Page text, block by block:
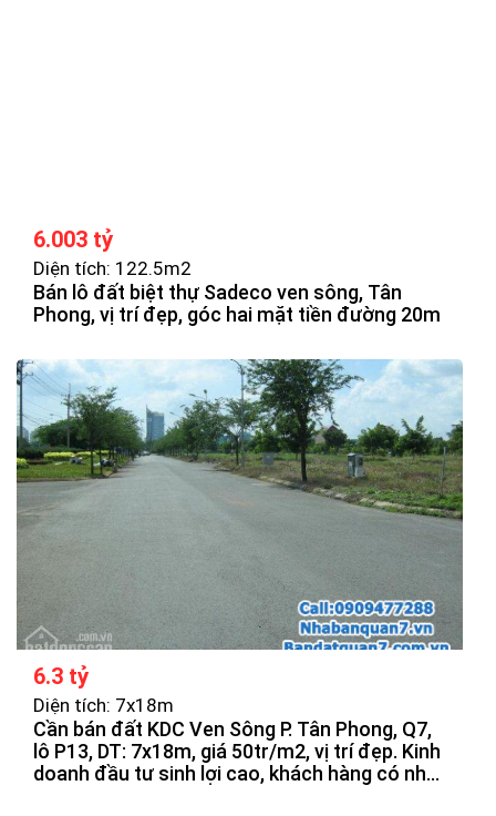
6.003 tỷ
Diện tích: 122.5m2
Bán lô đất biệt thự Sadeco ven sông, Tân
Phong, vị trí đẹp, góc hai mặt tiền đường 20m
6.3 tỷ
Diện tích: 7x18m
Cần bán đất KDC Ven Sông P. Tân Phong, Q7,
lô P13, DT: 7x18m, giá 50tr/m2, vị trí đẹp. Kinh
doanh đầu tư sinh lợi cao, khách hàng có nhu